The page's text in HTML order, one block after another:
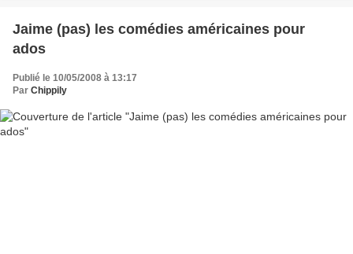
Jaime (pas) les comédies américaines pour
ados
Publié le 10/05/2008 à 13:17
Par Chippily